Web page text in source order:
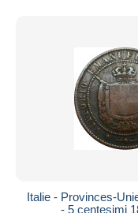
Italie - Provinces-
- 5 centesimi